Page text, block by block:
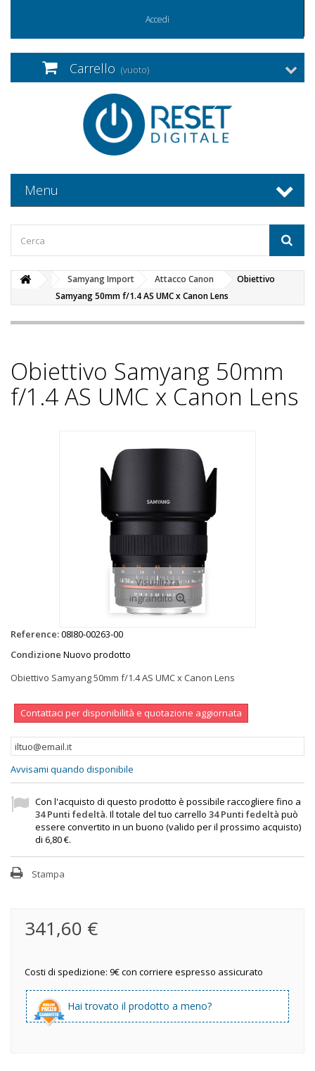
Accedi
Carrello (vuoto)
Menu
Samyang Import Attacco Canon
Obiettivo
Samyang 50mm f/1.4 AS UMC x Canon Lens
Obiettivo Samyang 50mm
f/1.4 AS UMC x Canon Lens
Visualizza
ingrandito
Reference:08I80-00263-00
Condizione Nuovo prodotto
Obiettivo Samyang 50mm f/1.4 AS UMC x Canon Lens
Contattaci per disponibilità e quotazione aggiornata
Avvisami quando disponibile
Con l'acquisto di questo prodotto è possibile raccogliere fino a
34Punti fedeltà. Il totale del tuo carrello 34Punti fedeltà può
essere convertito in un buono (valido per il prossimo acquisto)
di 6,80 €.
Stampa
341,60 €
Costi di spedizione: 9€ con corriere espresso assicurato
Hai trovato il prodotto a meno?